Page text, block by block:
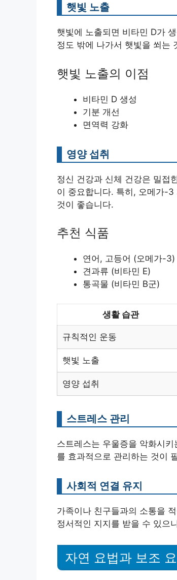
햇빛 노출
햇빛에 노출되면 비타민 D가
정도 밖에 나가서 햇빛을 쐬는
햇빛 노출의 이점
비타민 D 생성
기분 개선
면역력 강화
영양 섭취
정신 건강과 신체 건강은 밀접
이 중요합니다. 특히, 오메가-
것이 좋습니다.
추천 식품
연어, 고등어 (오메가-3)
견과류 (비타민 E)
통곡물 (비타민 B군)
생활 습관
규칙적인 운동
햇빛 노출
영양 섭취
스트레스 관리
스트레스는 우울증을 악화시
를 효과적으로 관리하는 것이
사회적 연결 유지
가족이나 친구들과의 소통을
정서적인 지지를 받을 수 있으
자연 요법과 보조